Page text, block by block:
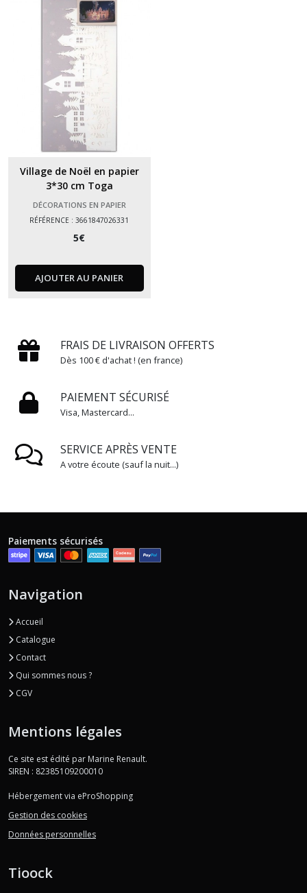
Village de Noël en papier
3*30 cm Toga
DÉCORATIONS EN PAPIER
RÉFÉRENCE : 3661847026331
5€
AJOUTER AU PANIER
FRAIS DE LIVRAISON OFFERTS
Dès 100 € d'achat ! (en france)
PAIEMENT SÉCURISÉ
Visa, Mastercard...
SERVICE APRÈS VENTE
A votre écoute (sauf la nuit...)
Paiements sécurisés
Navigation
Accueil
Catalogue
Contact
Qui sommes nous ?
CGV
Mentions légales
Ce site est édité par Marine Renault.
SIREN : 82385109200010
Hébergement via eProShopping
Gestion des cookies
Données personnelles
Tioock